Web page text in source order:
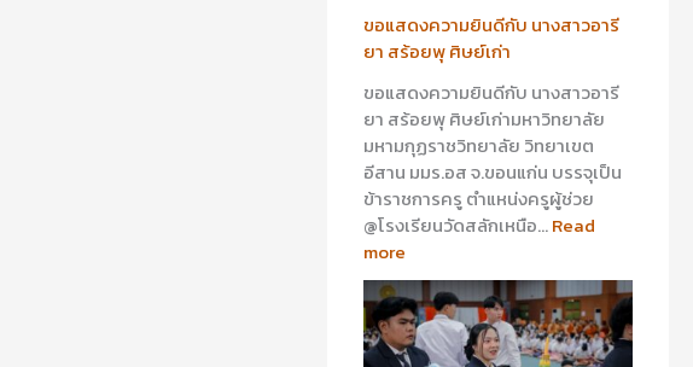
ขอแสดงความยินดีกับ นางสาวอารี
ยา สร้อยพุ ศิษย์เก่า
ขอแสดงความยินดีกับ นางสาวอารี
ยา สร้อยพุ ศิษย์เก่ามหาวิทยาลัย
มหามกุฏราชวิทยาลัย วิทยาเขต
อีสาน มมร.อส จ.ขอนแก่น บรรจุเป็น
ข้าราชการครู ตำแหน่งครูผู้ช่วย
@โรงเรียนวัดสลักเหนือ…Read
more